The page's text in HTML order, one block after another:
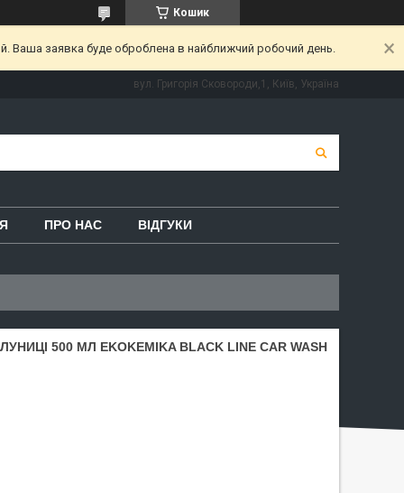
Кошик
Ваша заявка буде оброблена в найближчий робочий день.
вул. Григорія Сковороди,1, Київ, Україна
ПРО НАС ВІДГУКИ
500 МЛ EKOKEMIKA BLACK LINE CAR WASH